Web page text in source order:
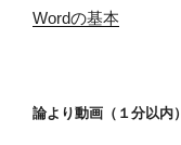
Wordの基本
論より動画（１分以内）